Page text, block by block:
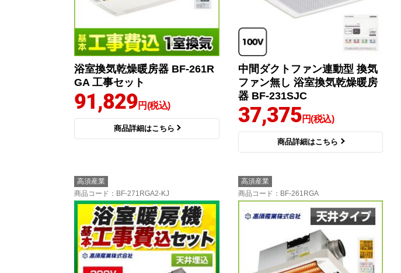
浴室換気乾燥暖房器 BF-261R
GA 工事セット
91,829円(税込)
商品詳細はこちら
中間ダクトファン連動型 換気
ファン無し 浴室換気乾燥暖房
器 BF-231SJC
37,375円(税込)
商品詳細はこちら
高須産業
商品コード ：BF-271RGA2-KJ
高須産業
商品コード ：BF-261RGA